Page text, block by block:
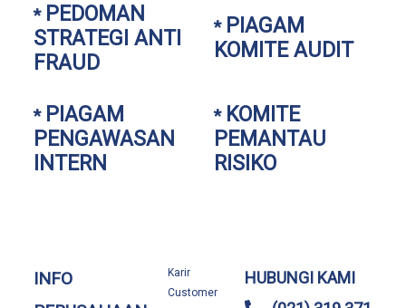
Hubungi
Validasi
* PEDOMAN
STRATEGI ANTI
FRAUD
* PIAGAM
KOMITE AUDIT
* PIAGAM
PENGAWASAN
INTERN
* KOMITE
PEMANTAU
RISIKO
INFO
Karir
Customer
HUBUNGI KAMI